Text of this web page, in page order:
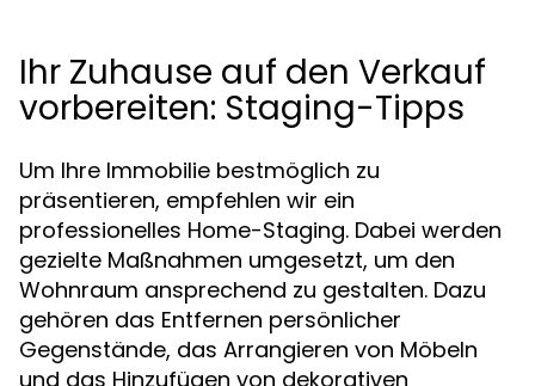
Ihr Zuhause auf den Verkauf
vorbereiten: Staging-Tipps
Um Ihre Immobilie bestmöglich zu
präsentieren, empfehlen wir ein
professionelles Home-Staging. Dabei werden
gezielte Maßnahmen umgesetzt, um den
Wohnraum ansprechend zu gestalten. Dazu
gehören das Entfernen persönlicher
Gegenstände, das Arrangieren von Möbeln
und das Hinzufügen von dekorativen